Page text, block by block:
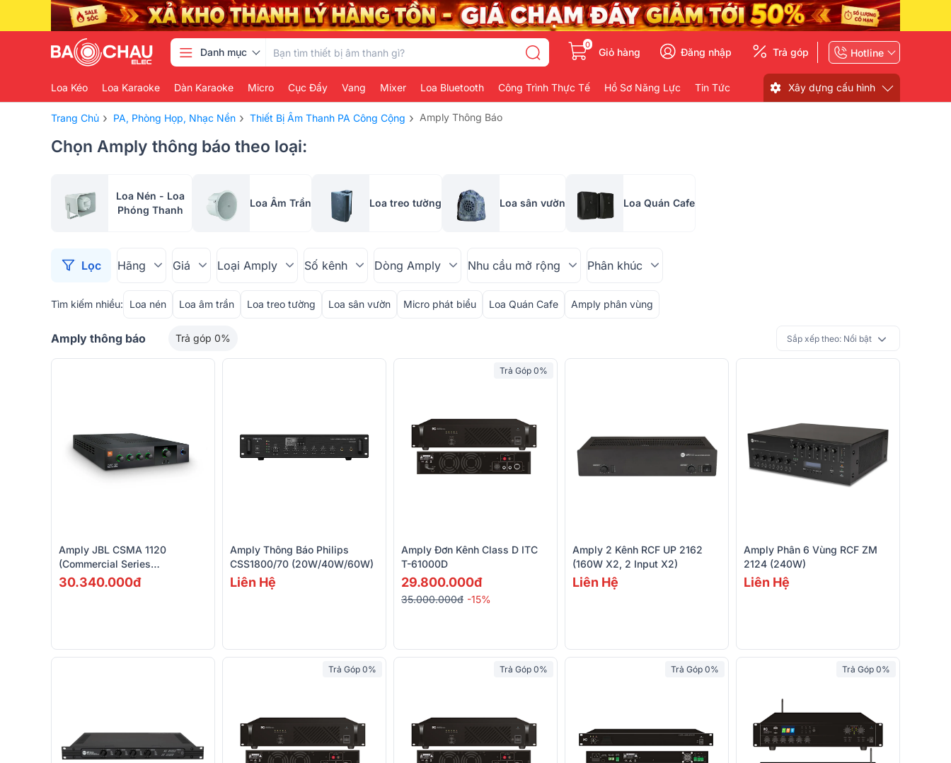
Danh mục
0
Giỏ hàng Đăng nhập Trả góp Hotline
Loa Kéo Loa Karaoke Dàn Karaoke Micro Cục Đẩy Vang Mixer Loa Bluetooth Công Trình Thực Tế Hồ Sơ Năng Lực Tin Tức Xây dựng cấu hình
Trang Chủ › PA, Phòng Họp, Nhạc Nền › Thiết Bị Âm Thanh PA Công Cộng › Amply Thông Báo
Chọn Amply thông báo theo loại:
Loa Nén - Loa
Phóng Thanh
Loa Âm Trần Loa treo tường Loa sân vườn Loa Quán Cafe
Lọc Hãng Giá Loại Amply Số kênh Dòng Amply Nhu cầu mở rộng Phân khúc
Tìm kiếm nhiều: Loa nén Loa âm trần Loa treo tường Loa sân vườn Micro phát biểu Loa Quán Cafe Amply phân vùng
Amply thông báo Trả góp 0% Sắp xếp theo: Nổi bật
Amply JBL CSMA 1120
(Commercial Series
Mixer/Amplifier)
30.340.000đ
Amply Thông Báo Philips
CSS1800/70 (20W/40W/60W)
Liên Hệ
Trả Góp 0%
Amply Đơn Kênh Class D ITC
T-61000D
29.800.000đ
35.000.000đ -15%
Amply 2 Kênh RCF UP 2162
(160W X2, 2 Input X2)
Liên Hệ
Amply Phân 6 Vùng RCF ZM
2124 (240W)
Liên Hệ
Trả Góp 0% Trả Góp 0% Trả Góp 0% Trả Góp 0%